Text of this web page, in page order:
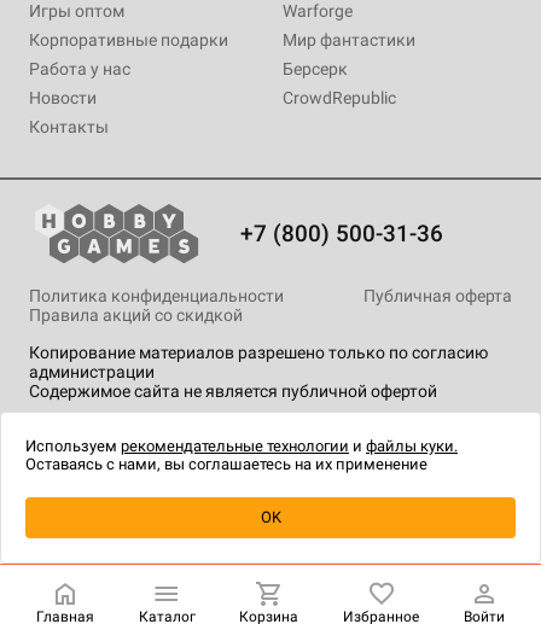
Уведомить о наличии
Игры оптом
Корпоративные подарки
Работа у нас
Новости
Контакты
Warforge
Мир фантастики
Берсерк
CrowdRepublic
+7 (800) 500-31-36
Копирование материалов разрешено только по согласию
администрации
Содержимое сайта не является публичной офертой
Политика конфиденциальности
Публичная оферта
Правила акций со скидкой
технологии.
Главная Каталог Корзина Избранное Войти
Используем рекомендательные технологии и файлы куки.
Оставаясь с нами, вы соглашаетесь на их применение
OK